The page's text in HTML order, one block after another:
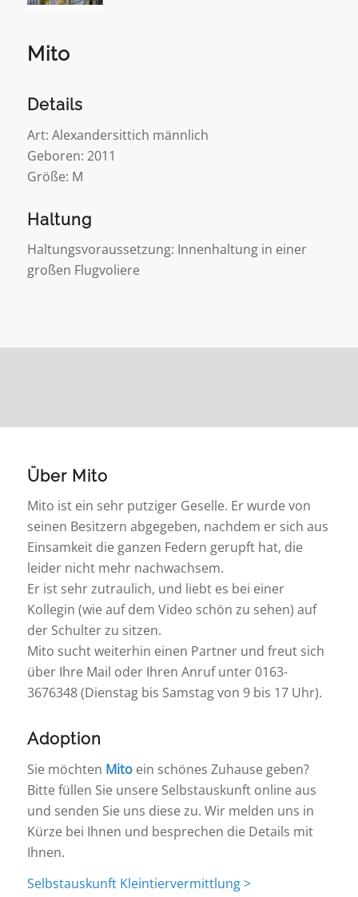
Mito
Details
Art: Alexandersittich männlich
Geboren: 2011
Größe: M
Haltung
Haltungsvoraussetzung: Innenhaltung in einer
großen Flugvoliere
Über Mito
Mito ist ein sehr putziger Geselle. Er wurde von
seinen Besitzern abgegeben, nachdem er sich aus
Einsamkeit die ganzen Federn gerupft hat, die
leider nicht mehr nachwachsem.
Er ist sehr zutraulich, und liebt es bei einer
Kollegin (wie auf dem Video schön zu sehen) auf
der Schulter zu sitzen.
Mito sucht weiterhin einen Partner und freut sich
über Ihre Mail oder Ihren Anruf unter 0163-
3676348 (Dienstag bis Samstag von 9 bis 17 Uhr).
Adoption
Sie möchten Mitoein schönes Zuhause geben?
Bitte füllen Sie unsere Selbstauskunft online aus
und senden Sie uns diese zu. Wir melden uns in
Kürze bei Ihnen und besprechen die Details mit
Ihnen.
Selbstauskunft Kleintiervermittlung >